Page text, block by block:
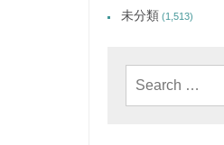
未分類 (1,513)